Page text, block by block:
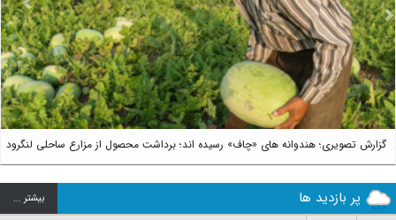
گزارش تصویری؛ هندوانه های «چاف» رسیده اند؛ برداشت محصول از مزارع ساحلی لنگرود
Next
پر بازدید ها بيشتر ...